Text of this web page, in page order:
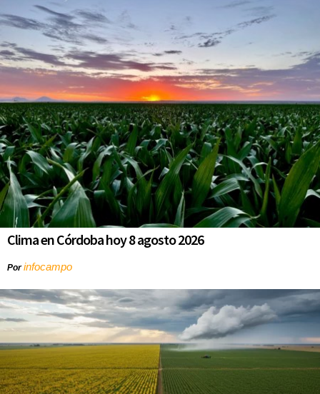
Clima en Córdoba hoy 8 agosto 2026
Porinfocampo